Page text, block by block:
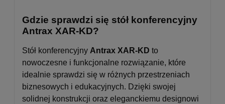
Gdzie sprawdzi się stół konferencyjny
Antrax XAR-KD?
Stół konferencyjny Antrax XAR-KD to
nowoczesne i funkcjonalne rozwiązanie, które
idealnie sprawdzi się w różnych przestrzeniach
biznesowych i edukacyjnych. Dzięki swojej
solidnej konstrukcji oraz eleganckiemu designowi